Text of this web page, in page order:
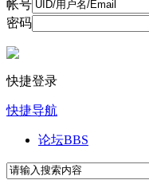
帐号
密码
快捷登录
快捷导航
论坛BBS